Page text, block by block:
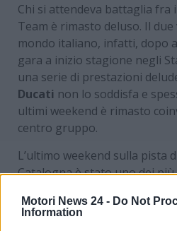
Motori News 24 - Do Not
Information
Chi si attendeva battaglia fra
Team è rimasto deluso. Il
mondo italiano, infatti, dopo
gara a inizio stagione negli
una serie di prestazioni
Ducati non lo soddisfa e
ultimi weekend è rimasto
centro gruppo.
L’ultimo weekend sulla pista
Catalogna è stato uno dei
Sprint per Pecco. L’azzurro
solamente con il 21esimo